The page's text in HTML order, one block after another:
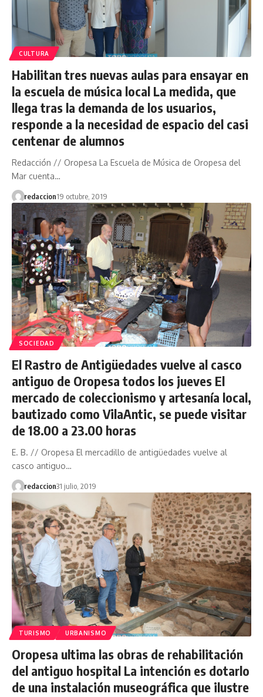
CULTURA
Habilitan tres nuevas aulas para ensayar en
la escuela de música local La medida, que
llega tras la demanda de los usuarios,
responde a la necesidad de espacio del casi
centenar de alumnos
Redacción // Oropesa La Escuela de Música de Oropesa del
Mar cuenta…
redaccion19 octubre, 2019
SOCIEDAD
El Rastro de Antigüedades vuelve al casco
antiguo de Oropesa todos los jueves El
mercado de coleccionismo y artesanía local,
bautizado como VilaAntic, se puede visitar
de 18.00 a 23.00 horas
E. B. // Oropesa El mercadillo de antigüedades vuelve al
casco antiguo…
redaccion31 julio, 2019
TURISMO URBANISMO
Oropesa ultima las obras de rehabilitación
del antiguo hospital La intención es dotarlo
de una instalación museográfica que ilustre